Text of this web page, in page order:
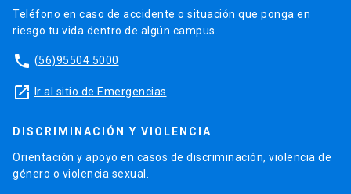
Teléfono en caso de accidente o situación que ponga en
riesgo tu vida dentro de algún campus.
phone (56)95504 5000
launch Ir al sitio de Emergencias
DISCRIMINACIÓN Y VIOLENCIA
Orientación y apoyo en casos de discriminación, violencia de
género o violencia sexual.